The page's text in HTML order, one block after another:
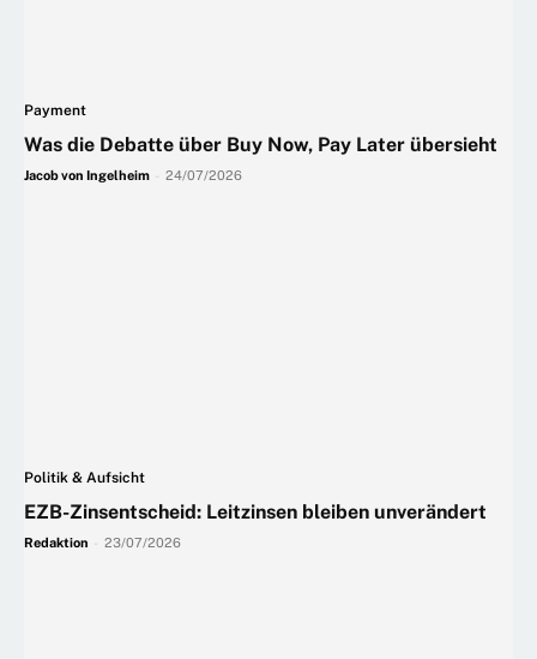
Payment
Was die Debatte über Buy Now, Pay Later übersieht
Jacob von Ingelheim 24/07/2026
Politik & Aufsicht
EZB-Zinsentscheid: Leitzinsen bleiben unverändert
Redaktion 23/07/2026